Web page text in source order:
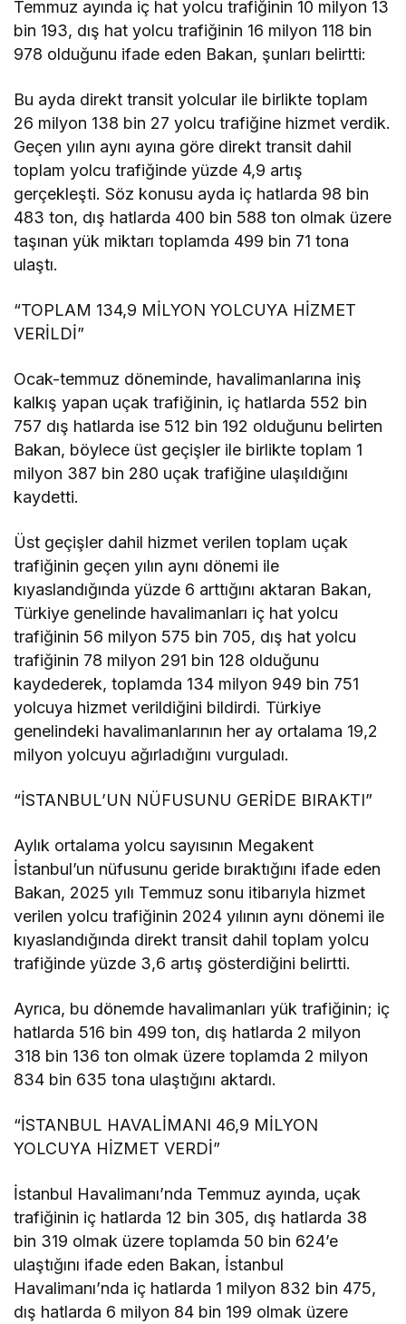
Temmuz ayında iç hat yolcu trafiğinin 10 milyon 13
bin 193, dış hat yolcu trafiğinin 16 milyon 118 bin
978 olduğunu ifade eden Bakan, şunları belirtti:
Bu ayda direkt transit yolcular ile birlikte toplam
26 milyon 138 bin 27 yolcu trafiğine hizmet verdik.
Geçen yılın aynı ayına göre direkt transit dahil
toplam yolcu trafiğinde yüzde 4,9 artış
gerçekleşti. Söz konusu ayda iç hatlarda 98 bin
483 ton, dış hatlarda 400 bin 588 ton olmak üzere
taşınan yük miktarı toplamda 499 bin 71 tona
ulaştı.
“TOPLAM 134,9 MİLYON YOLCUYA HİZMET
VERİLDİ”
Ocak-temmuz döneminde, havalimanlarına iniş
kalkış yapan uçak trafiğinin, iç hatlarda 552 bin
757 dış hatlarda ise 512 bin 192 olduğunu belirten
Bakan, böylece üst geçişler ile birlikte toplam 1
milyon 387 bin 280 uçak trafiğine ulaşıldığını
kaydetti.
Üst geçişler dahil hizmet verilen toplam uçak
trafiğinin geçen yılın aynı dönemi ile
kıyaslandığında yüzde 6 arttığını aktaran Bakan,
Türkiye genelinde havalimanları iç hat yolcu
trafiğinin 56 milyon 575 bin 705, dış hat yolcu
trafiğinin 78 milyon 291 bin 128 olduğunu
kaydederek, toplamda 134 milyon 949 bin 751
yolcuya hizmet verildiğini bildirdi. Türkiye
genelindeki havalimanlarının her ay ortalama 19,2
milyon yolcuyu ağırladığını vurguladı.
“İSTANBUL’UN NÜFUSUNU GERİDE BIRAKTI”
Aylık ortalama yolcu sayısının Megakent
İstanbul’un nüfusunu geride bıraktığını ifade eden
Bakan, 2025 yılı Temmuz sonu itibarıyla hizmet
verilen yolcu trafiğinin 2024 yılının aynı dönemi ile
kıyaslandığında direkt transit dahil toplam yolcu
trafiğinde yüzde 3,6 artış gösterdiğini belirtti.
Ayrıca, bu dönemde havalimanları yük trafiğinin; iç
hatlarda 516 bin 499 ton, dış hatlarda 2 milyon
318 bin 136 ton olmak üzere toplamda 2 milyon
834 bin 635 tona ulaştığını aktardı.
“İSTANBUL HAVALİMANI 46,9 MİLYON
YOLCUYA HİZMET VERDİ”
İstanbul Havalimanı’nda Temmuz ayında, uçak
trafiğinin iç hatlarda 12 bin 305, dış hatlarda 38
bin 319 olmak üzere toplamda 50 bin 624’e
ulaştığını ifade eden Bakan, İstanbul
Havalimanı’nda iç hatlarda 1 milyon 832 bin 475,
dış hatlarda 6 milyon 84 bin 199 olmak üzere